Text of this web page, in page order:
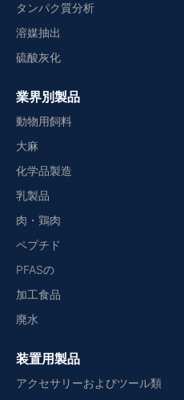
タンパク質分析
溶媒抽出
硫酸灰化
業界別製品
動物用飼料
大麻
化学品製造
乳製品
肉・鶏肉
ペプチド
PFASの
加工食品
廃水
装置用製品
アクセサリーおよびツール類